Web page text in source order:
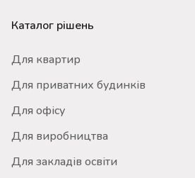
Каталог рішень
Для квартир
Для приватних будинків
Для офісу
Для виробництва
Для закладів освіти